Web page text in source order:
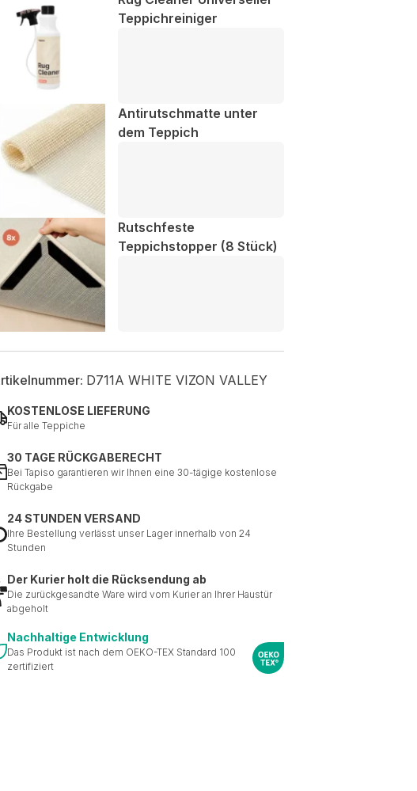
Teppichreiniger
Antirutschmatte unter
dem Teppich
Rutschfeste
Teppichstopper (8 Stück)
D711A WHITE VIZON VALLEY
KOSTENLOSE LIEFERUNG
Für alle Teppiche
30 TAGE RÜCKGABERECHT
Bei Tapiso garantieren wir Ihnen eine 30-tägige kostenlose
Rückgabe
24 STUNDEN VERSAND
Ihre Bestellung verlässt unser Lager innerhalb von 24
Stunden
Der Kurier holt die Rücksendung ab
Die zurückgesandte Ware wird vom Kurier an Ihrer Haustür
abgeholt
Nachhaltige Entwicklung
Das Produkt ist nach dem OEKO-TEX Standard 100
zertifiziert